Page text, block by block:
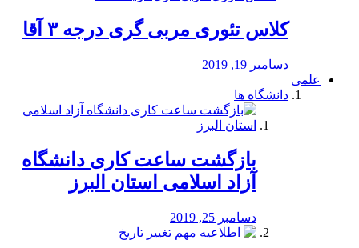
کلاس تئوری مربی گری درجه ۳ آقا
دسامبر 19, 2019
علمی
دانشگاه ها
بازگشت ساعت کاری دانشگاه
آزاد اسلامی استان البرز
دسامبر 25, 2019